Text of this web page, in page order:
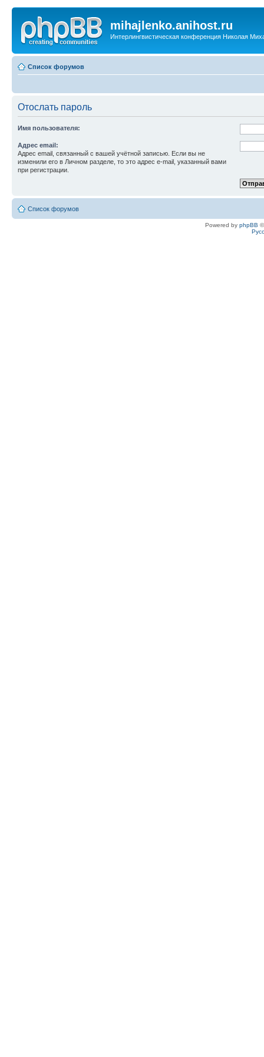
mihajlenko.anihost.ru
Интерлингвистическая конференция Николая
Список форумов
Отослать пароль
Имя пользователя:
Адрес email:
Адрес email, связанный с вашей учётной записью. Если вы не
изменили его в Личном разделе, то это адрес e-mail, указанный вами
при регистрации.
Список форумов
Powered by phpBB